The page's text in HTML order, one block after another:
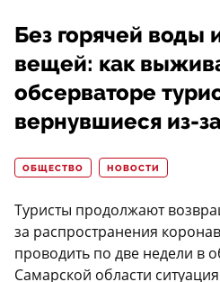
Без горячей воды
вещей: как
обсерваторе
вернувшиеся из-
ОБЩЕСТВО НОВОСТИ
Туристы продолжают
за распространения
проводить по две недели в
Самарской области